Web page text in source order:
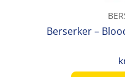
Berserker –